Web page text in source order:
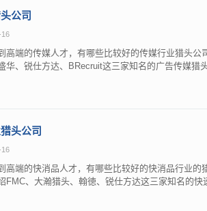
公司
高端的传媒人才，有哪些比较好的传媒行业猎头公
华、锐仕方达、BRecruit这三家知名的广告传媒猎
头公司
高端的快消品人才，有哪些比较好的快消品行业的
FMC、大瀚猎头、翰徳、锐仕方达这三家知名的快